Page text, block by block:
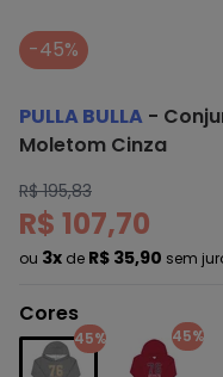
-45%
PULLA BULLA -
Moletom Cinza
R$ 195,83
R$ 107,70
ou 3x de R$ 35,90 sem
Cores
45% 45%